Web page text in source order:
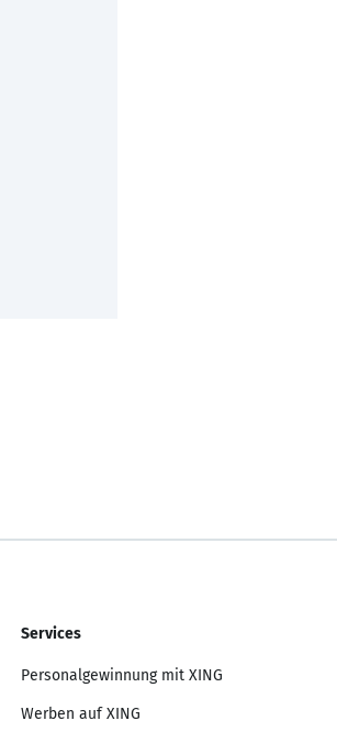
Services
Personalgewinnung mit XING
Werben auf XING